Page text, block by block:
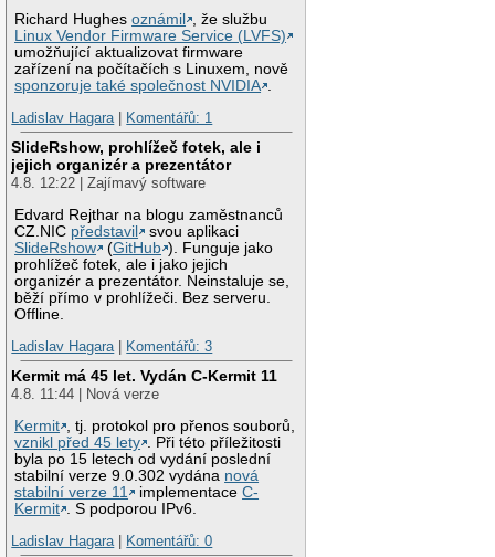
Richard Hughesoznámil
, že službu
Linux Vendor Firmware Service (LVFS)
umožňující aktualizovat firmware
zařízení na počítačích s Linuxem, nově
sponzoruje také společnost NVIDIA
Ladislav Hagara| Komentářů: 1
SlideRshow, prohlížeč fotek, ale i
jejich organizér a prezentátor
4.8. 12:22 | Zajímavý software
Edvard Rejthar na blogu zaměstnanců
CZ.NIC představil
svou aplikaci
SlideRshow
(GitHub ). Funguje jako
prohlížeč fotek, ale i jako jejich
organizér a prezentátor. Neinstaluje se,
běží přímo v prohlížeči. Bez serveru.
Offline.
Ladislav Hagara| Komentářů: 3
Kermit má 45 let. Vydán C-Kermit 11
4.8. 11:44 | Nová verze
Kermit
, tj. protokol pro přenos souborů,
vznikl před 45 lety
. Při této příležitosti
byla po 15 letech od vydání poslední
stabilní verze 9.0.302 vydána nová
stabilní verze 11
implementaceC-
Kermit
. S podporou IPv6.
Ladislav Hagara| Komentářů: 0